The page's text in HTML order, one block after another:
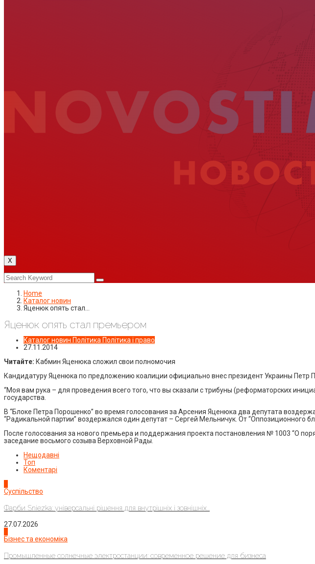
X
Home
Каталог новин
Яценюк опять стал…
Яценюк опять стал премьером
Каталог новин Політика Політика і право
27.11.2014
Читайте: Кабмин Яценюка сложил свои полномочия
Кандидатуру Яценюка по предложению коалиции официально внес президент Украины Петр
“Моя вам рука – для проведения всего того, что вы сказали с трибуны (реформаторских
государства.
В “Блоке Петра Порошенко” во время голосования за Арсения Яценюка два депутата
“Радикальной партии” воздержался один депутат – Сергей Мельничук. От “Оппозиционного
После голосования за нового премьера и поддержания проекта постановления № 1003 “О
заседание восьмого созыва Верховной Рады.
Нещодавні
Топ
Коментарі
Суспільство
Фарби Sniezka: універсальні рішення для внутрішніх і зовнішніх...
27.07.2026
Бізнес та економіка
Промышленные солнечные электростанции: современное решение для бизнеса